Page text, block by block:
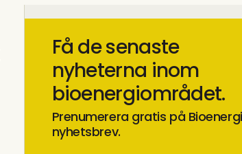
Få de senaste
nyheterna inom
bioenergiområdet.
Prenumerera gratis på
nyhetsbrev.